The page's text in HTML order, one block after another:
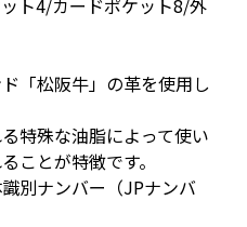
ト4/カードポケット8/外
「松阪牛」の革を使用し
特殊な油脂によって使い
ことが特徴です。
別ナンバー（JPナンバ